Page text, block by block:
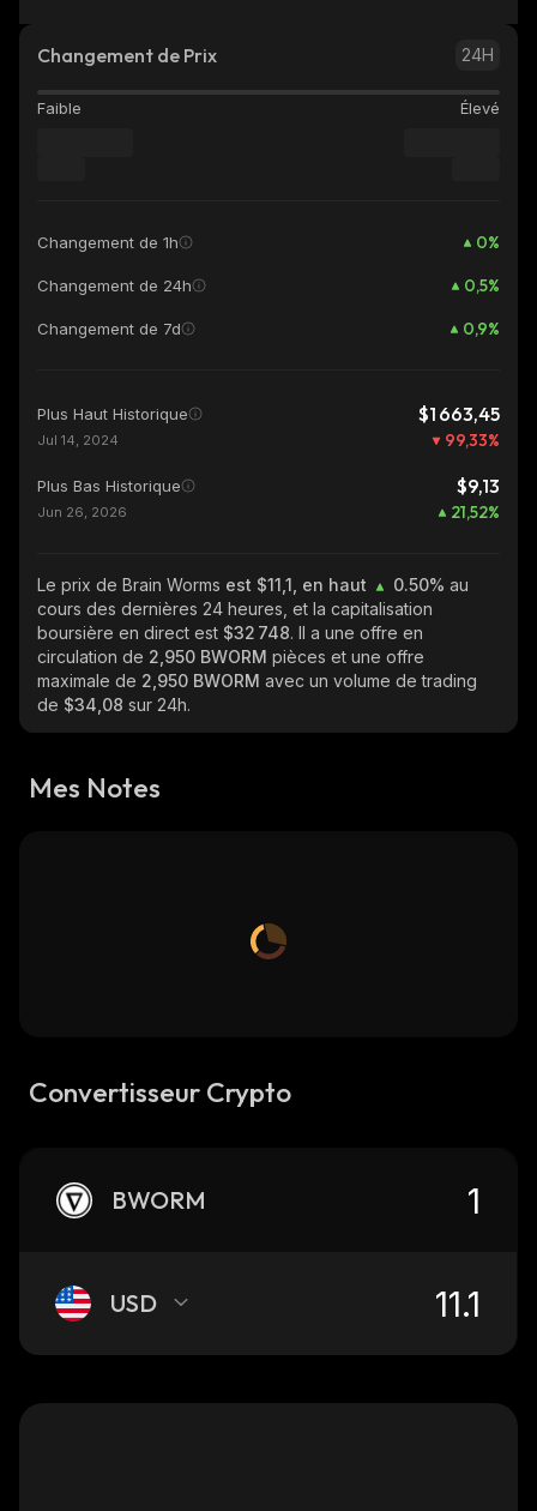
Changement de Prix 24H
Faible Élevé
Changement de 1h 0%
Changement de 24h 0,5%
Changement de 7d 0,9%
Plus Haut Historique $1 663,45
Jul 14, 2024 99,33%
Plus Bas Historique $9,13
Jun 26, 2026 21,52%
Le prix de Brain Worms est $11,1, en haut 0.50% au
cours des dernières 24 heures, et la capitalisation
boursière en direct est $32 748. Il a une offre en
circulation de 2,950 BWORM pièces et une offre
maximale de 2,950 BWORM avec un volume de trading
de $34,08 sur 24h.
Mes Notes
Convertisseur Crypto
BWORM
USD